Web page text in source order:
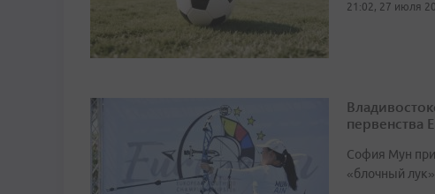
21:02, 27 июля
первенства
София Мун
«блочный лук»